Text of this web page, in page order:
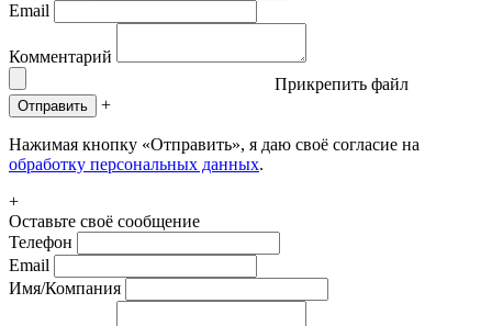
Email
Комментарий
Прикрепить файл
Отправить +
Нажимая кнопку «Отправить», я даю своё согласие на
обработку персональных данных.
+
Оставьте своё сообщение
Телефон
Email
Имя/Компания